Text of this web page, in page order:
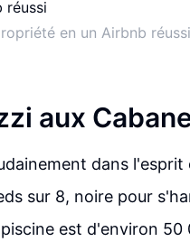
en un Airbnb réussi
aux
dans
sur 8, noire pour
est d'environ 50